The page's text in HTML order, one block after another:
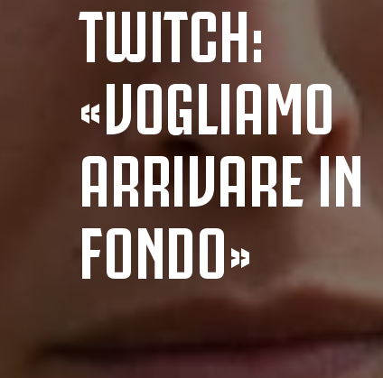
TWITCH:
«VOGLIAMO
ARRIVARE IN
FONDO»